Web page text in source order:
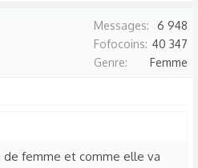
Messages
6 948
Fofocoins 40 347
Genre
Femme
femme et comme elle va